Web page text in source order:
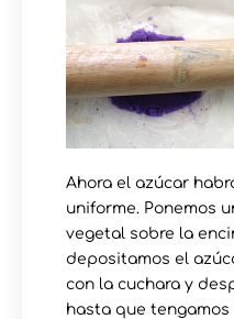
Ahora el azúcar
uniforme. Ponemos
vegetal sobre la
depositamos el
con la cuchara y
hasta que tengamos